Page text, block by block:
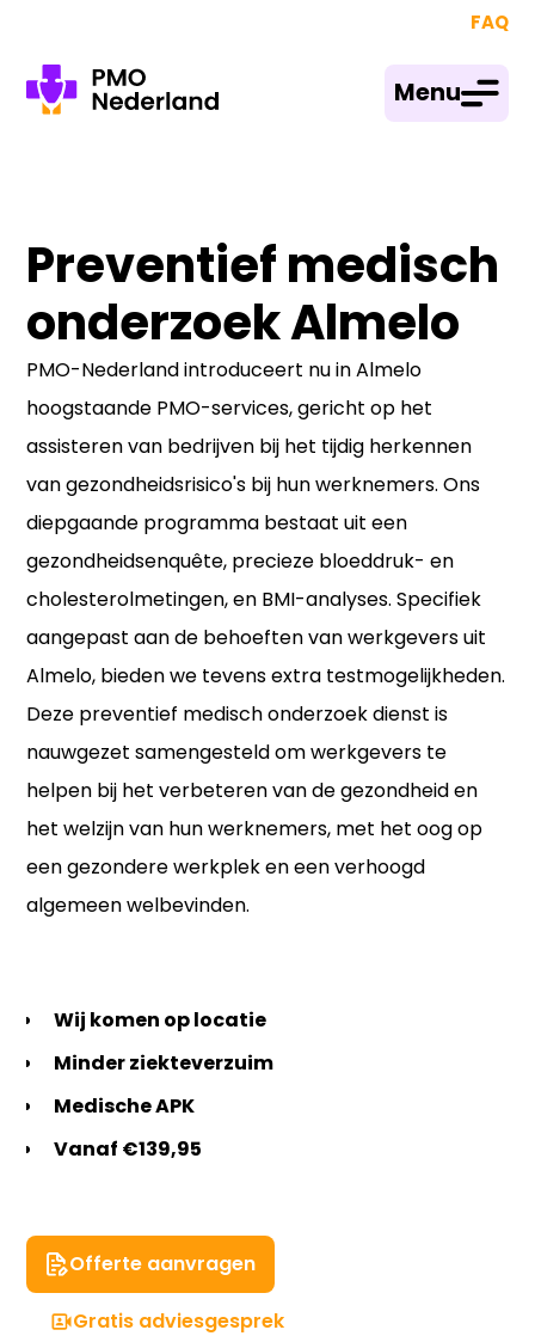
FAQ
Menu
Preventief medisch
onderzoek Almelo
PMO-Nederland introduceert nu in Almelo
hoogstaande PMO-services, gericht op het
assisteren van bedrijven bij het tijdig herkennen
van gezondheidsrisico's bij hun werknemers. Ons
diepgaande programma bestaat uit een
gezondheidsenquête, precieze bloeddruk- en
cholesterolmetingen, en BMI-analyses. Specifiek
aangepast aan de behoeften van werkgevers uit
Almelo, bieden we tevens extra testmogelijkheden.
Deze preventief medisch onderzoek dienst is
nauwgezet samengesteld om werkgevers te
helpen bij het verbeteren van de gezondheid en
het welzijn van hun werknemers, met het oog op
een gezondere werkplek en een verhoogd
algemeen welbevinden.
Wij komen op locatie
Minder ziekteverzuim
Medische APK
Vanaf €139,95
Offerte aanvragen
Gratis adviesgesprek